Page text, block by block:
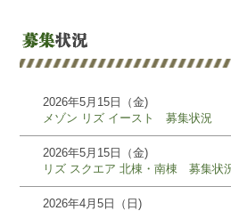
2026年5月15日（金)
メゾン リズ イースト 募集状況
2026年5月15日（金)
リズ スクエア 北棟・南棟 募集状
2026年4月5日（日)